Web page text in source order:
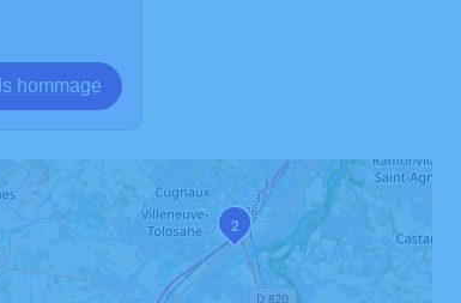
hommage
2